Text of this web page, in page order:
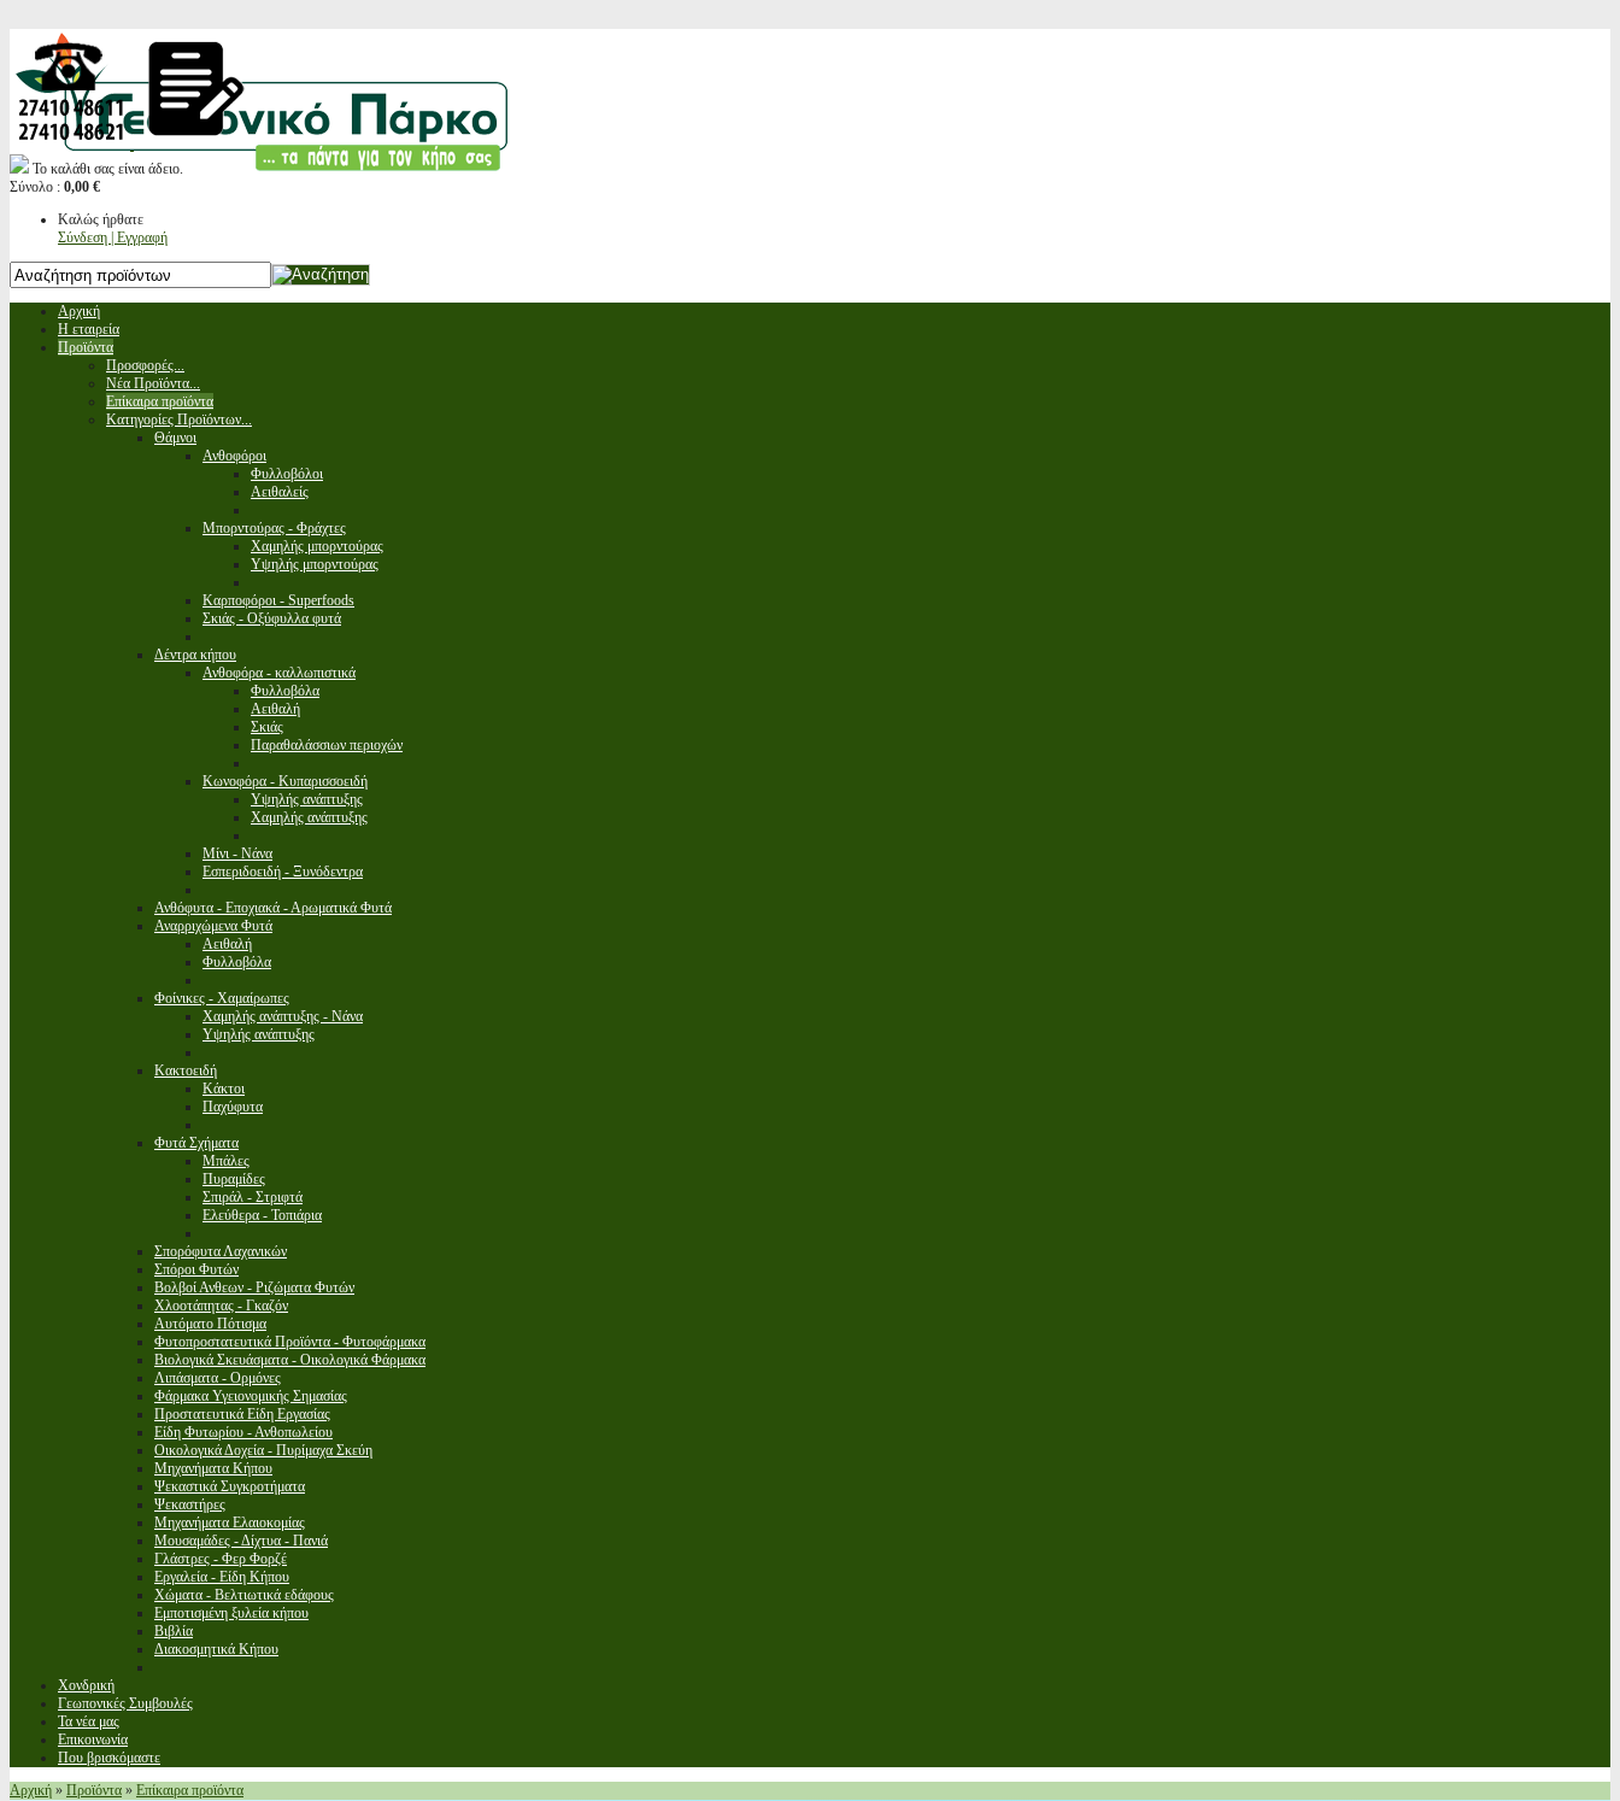
Το καλάθι σας είναι άδειο.
Σύνολο : 0,00 €
Καλώς ήρθατε
Σύνδεση | Εγγραφή
Αρχική
Η εταιρεία
Προϊόντα
Προσφορές...
Νέα Προϊόντα...
Επίκαιρα προϊόντα
Κατηγορίες Προϊόντων...
Θάμνοι
Ανθοφόροι
Φυλλοβόλοι
Αειθαλείς
Μπορντούρας - Φράχτες
Χαμηλής μπορντούρας
Υψηλής μπορντούρας
Καρποφόροι - Superfoods
Σκιάς - Οξύφυλλα φυτά
Δέντρα κήπου
Ανθοφόρα - καλλωπιστικά
Φυλλοβόλα
Αειθαλή
Σκιάς
Παραθαλάσσιων περιοχών
Κωνοφόρα - Κυπαρισσοειδή
Υψηλής ανάπτυξης
Χαμηλής ανάπτυξης
Μίνι - Νάνα
Εσπεριδοειδή - Ξυνόδεντρα
Ανθόφυτα - Εποχιακά - Αρωματικά Φυτά
Αναρριχώμενα Φυτά
Αειθαλή
Φυλλοβόλα
Φοίνικες - Χαμαίρωπες
Χαμηλής ανάπτυξης - Νάνα
Υψηλής ανάπτυξης
Κακτοειδή
Κάκτοι
Παχύφυτα
Φυτά Σχήματα
Μπάλες
Πυραμίδες
Σπιράλ - Στριφτά
Ελεύθερα - Τοπιάρια
Σπορόφυτα Λαχανικών
Σπόροι Φυτών
Βολβοί Ανθεων - Ριζώματα Φυτών
Χλοοτάπητας - Γκαζόν
Αυτόματο Πότισμα
Φυτοπροστατευτικά Προϊόντα - Φυτοφάρμακα
Βιολογικά Σκευάσματα - Οικολογικά Φάρμακα
Λιπάσματα - Ορμόνες
Φάρμακα Υγειονομικής Σημασίας
Προστατευτικά Είδη Εργασίας
Είδη Φυτωρίου - Ανθοπωλείου
Οικολογικά Δοχεία - Πυρίμαχα Σκεύη
Μηχανήματα Κήπου
Ψεκαστικά Συγκροτήματα
Ψεκαστήρες
Μηχανήματα Ελαιοκομίας
Μουσαμάδες - Δίχτυα - Πανιά
Γλάστρες - Φερ Φορζέ
Εργαλεία - Είδη Κήπου
Χώματα - Βελτιωτικά εδάφους
Εμποτισμένη ξυλεία κήπου
Βιβλία
Διακοσμητικά Κήπου
Χονδρική
Γεωπονικές Συμβουλές
Τα νέα μας
Επικοινωνία
Που βρισκόμαστε
Αρχική » Προϊόντα » Επίκαιρα προϊόντα